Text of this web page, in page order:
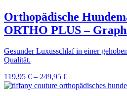
Orthopädische
ORTHO PLUS –
Gesunder Luxusschlaf in einer
Qualität.
119,95 € – 249,95 €